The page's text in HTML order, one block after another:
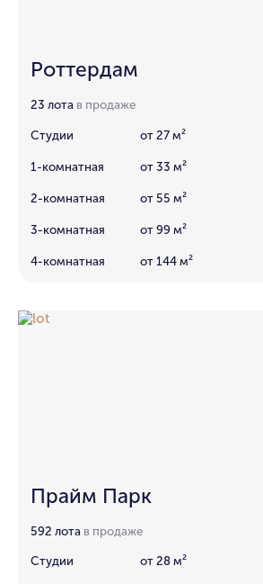
Роттердам
23 лота в продаже
Студии от 27 м²
1-комнатная от 33 м²
2-комнатная от 55 м²
3-комнатная от 99 м²
4-комнатная от 144 м²
Прайм Парк
592 лота в продаже
Студии от 28 м²